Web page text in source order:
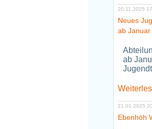
20.11.2025
Neues
ab
ab
21.01.2025
Ebenhöh